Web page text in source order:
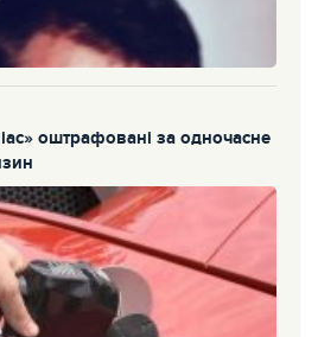
оштрафовані за одночасне